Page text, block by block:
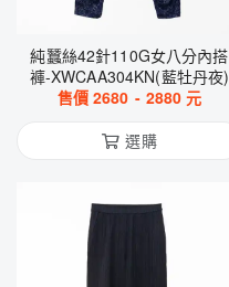
純蠶絲42針110G女八分內搭
褲-XWCAA304KN(藍牡丹夜)
售價 2680 - 2880 元
選購